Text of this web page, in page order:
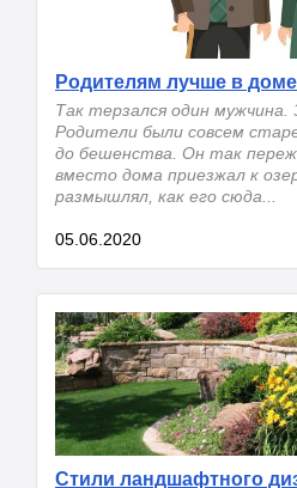
Родителям лучше в
Так терзался один мужчина.
Родители были совсем
до бешенства. Он так
вместо дома приезжал к
размышлял, как его сюда...
05.06.2020
Стили ландшафтного